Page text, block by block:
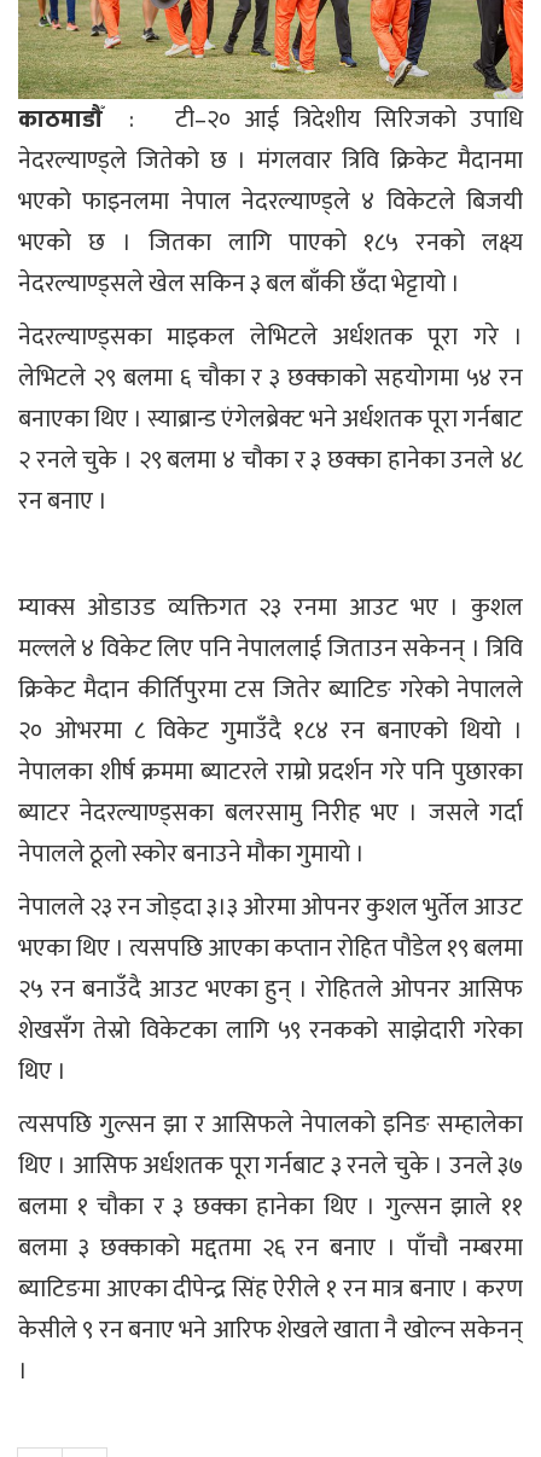
काठमाडौँ: टी–२० आई त्रिदेशीय सिरिजको उपाधि
नेदरल्याण्ड्ले जितेको छ । मंगलवार त्रिवि क्रिकेट मैदानमा
भएको फाइनलमा नेपाल नेदरल्याण्ड्ले ४ विकेटले बिजयी
भएको छ । जितका लागि पाएको १८५ रनको लक्ष्य
नेदरल्याण्ड्सले खेल सकिन ३ बल बाँकी छँदा भेट्टायो ।
नेदरल्याण्ड्सका माइकल लेभिटले अर्धशतक पूरा गरे ।
लेभिटले २९ बलमा ६ चौका र ३ छक्काको सहयोगमा ५४ रन
बनाएका थिए । स्याब्रान्ड एंगेलब्रेक्ट भने अर्धशतक पूरा गर्नबाट
२ रनले चुके । २९ बलमा ४ चौका र ३ छक्का हानेका उनले ४८
रन बनाए ।
म्याक्स ओडाउड व्यक्तिगत २३ रनमा आउट भए । कुशल
मल्लले ४ विकेट लिए पनि नेपाललाई जिताउन सकेनन् । त्रिवि
क्रिकेट मैदान कीर्तिपुरमा टस जितेर ब्याटिङ गरेको नेपालले
२० ओभरमा ८ विकेट गुमाउँदै १८४ रन बनाएको थियो ।
नेपालका शीर्ष क्रममा ब्याटरले राम्रो प्रदर्शन गरे पनि पुछारका
ब्याटर नेदरल्याण्ड्सका बलरसामु निरीह भए । जसले गर्दा
नेपालले ठूलो स्कोर बनाउने मौका गुमायो ।
नेपालले २३ रन जोड्दा ३।३ ओरमा ओपनर कुशल भुर्तेल आउट
भएका थिए । त्यसपछि आएका कप्तान रोहित पौडेल १९ बलमा
२५ रन बनाउँदै आउट भएका हुन् । रोहितले ओपनर आसिफ
शेखसँग तेस्रो विकेटका लागि ५९ रनकको साझेदारी गरेका
थिए ।
त्यसपछि गुल्सन झा र आसिफले नेपालको इनिङ सम्हालेका
थिए । आसिफ अर्धशतक पूरा गर्नबाट ३ रनले चुके । उनले ३७
बलमा १ चौका र ३ छक्का हानेका थिए । गुल्सन झाले ११
बलमा ३ छक्काको मद्दतमा २६ रन बनाए । पाँचौ नम्बरमा
ब्याटिङमा आएका दीपेन्द्र सिंह ऐरीले १ रन मात्र बनाए । करण
केसीले ९ रन बनाए भने आरिफ शेखले खाता नै खोल्न सकेनन्
।